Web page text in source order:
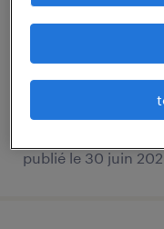
publié le 30 juin